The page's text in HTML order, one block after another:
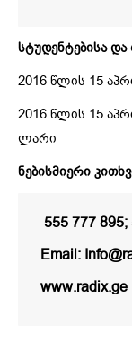
სტუდენტებისა
2016 წლის 15
2016 წლის 15
ლარი
ნებისმიერი
555 777
Email:
www.radix.ge